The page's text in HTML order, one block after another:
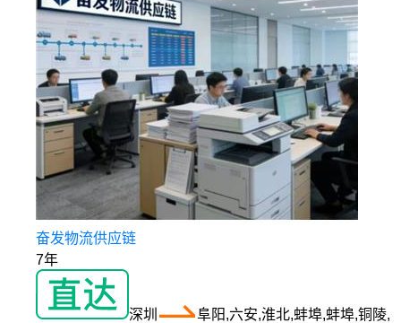
奋发物流供应链
7年
深圳
阜阳,六安,淮北,蚌埠,蚌埠,铜陵,